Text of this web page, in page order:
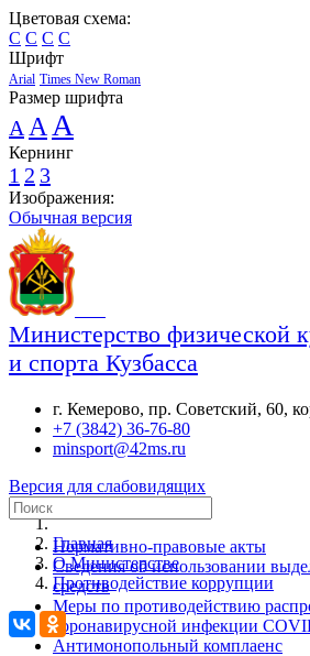
Цветовая схема:
C C C C
Шрифт
Arial Times New Roman
Размер шрифта
A A A
Кернинг
1 2 3
Изображения:
Обычная версия
Министерство физической
и спорта Кузбасса
г. Кемерово, пр. Советский, 60,
+7 (3842) 36-76-80
minsport@42ms.ru
Версия для слабовидящих
Нормативно-правовые акты
Сведения об использовании
средств
Меры по противодействию
коронавирусной инфекции
Антимонопольный комплаенс
Главная
О Министерстве
Противодействие коррупции